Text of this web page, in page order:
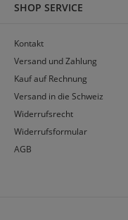
SHOP SERVICE
Kontakt
Versand und Zahlung
Kauf auf Rechnung
Versand in die Schweiz
Widerrufsrecht
Widerrufsformular
AGB